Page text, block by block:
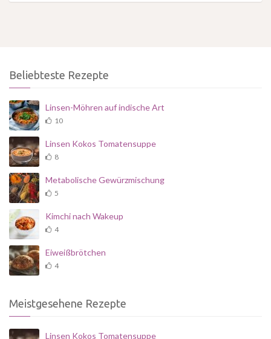
Beliebteste Rezepte
Linsen-Möhren auf indische Art
10
Linsen Kokos Tomatensuppe
8
Metabolische Gewürzmischung
5
Kimchi nach Wakeup
4
Eiweißbrötchen
4
Meistgesehene Rezepte
Linsen Kokos Tomatensuppe